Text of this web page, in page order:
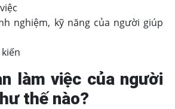
nghiệm, kỹ năng của người giúp
làm việc của người
thế nào?